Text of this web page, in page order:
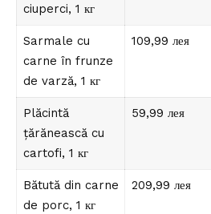
ciuperci, 1 кг
Sarmale cu
carne în frunze
de varză, 1 кг
109,99 лея
Plăcintă
țărănească cu
cartofi, 1 кг
59,99 лея
Bătută din carne
de porc, 1 кг
209,99 лея